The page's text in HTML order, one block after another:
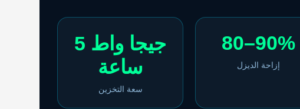
5 جيجا واط
ساعة
سعة التخزين
80–90%
إزاحة الديزل